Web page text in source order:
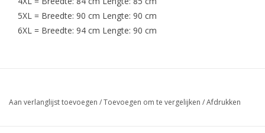
5XL = Breedte: 90 cm Lengte: 90 cm
6XL = Breedte: 94 cm Lengte: 90 cm
Aan verlanglijst toevoegen /Toevoegen om te vergelijken /Afdrukken